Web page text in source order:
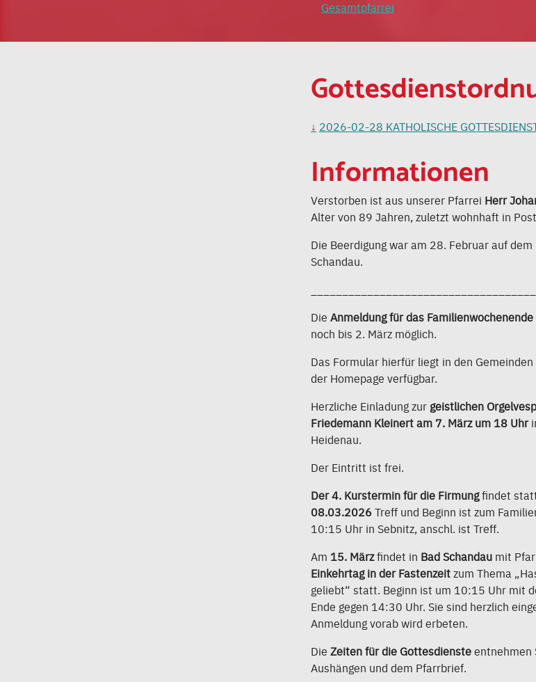
Gesamtpfarrei
2026-02-28 KATHOLISCHE
Informationen
Verstorben ist aus unserer Pfarrei Herr
Alter von 89 Jahren, zuletzt wohnhaft in
Die Beerdigung war am 28. Februar auf dem
Schandau.
Die Anmeldung für das Familienwochenende
noch bis 2. März möglich.
Das Formular hierfür liegt in den
der Homepage verfügbar.
Herzliche Einladung zur geistlichen
Friedemann Kleinert am 7. März um 18 Uhr
Heidenau.
Der Eintritt ist frei.
Der 4. Kurstermin für die Firmungfindet
08.03.2026Treff und Beginn ist zum
10:15 Uhr in Sebnitz, anschl. ist Treff.
Am 15. Märzfindet in Bad Schandau mit
Einkehrtag in der Fastenzeitzum Thema
geliebt“ statt. Beginn ist um 10:15 Uhr mit
Ende gegen 14:30 Uhr. Sie sind herzlich
Anmeldung vorab wird erbeten.
Die Zeiten für die Gottesdiensteentnehmen
Aushängen und dem Pfarrbrief.